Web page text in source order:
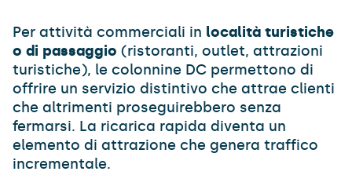
Per attività commerciali in località turistiche
o di passaggio (ristoranti, outlet, attrazioni
turistiche), le colonnine DC permettono di
offrire un servizio distintivo che attrae clienti
che altrimenti proseguirebbero senza
fermarsi. La ricarica rapida diventa un
elemento di attrazione che genera traffico
incrementale.